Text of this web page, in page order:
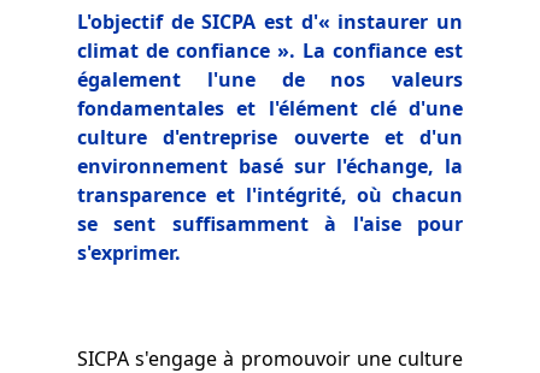
L'objectif de SICPA est d'« instaurer un
climat de confiance ». La confiance est
également l'une de nos valeurs
fondamentales et l'élément clé d'une
culture d'entreprise ouverte et d'un
environnement basé sur l'échange, la
transparence et l'intégrité, où chacun
se sent suffisamment à l'aise pour
s'exprimer.
SICPA s'engage à promouvoir une culture